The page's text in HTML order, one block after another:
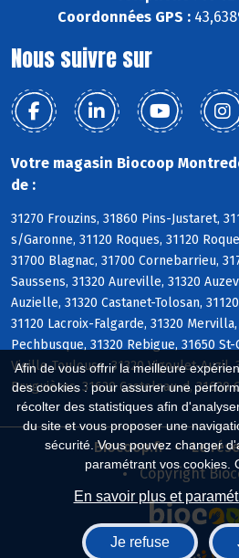
Afin de vous offrir la meilleure
des cookies : pour assurer une
récolter des statistiques afin
du site et vous proposer une
sécurité. Vous pouvez changer
paramétrant vos cookies.
En savoir plus et
Je refuse
Coordonnées GPS :
Nous suivre sur
Votre magasin Biocoop
de :
31270 Frouzins, 31860 Pins-Justaret,
s/Garonne, 31120 Roques, 31120
31700 Blagnac, 31700 Cornebarrieu,
Saussens, 31320 Aureville, 31320
Auzielle, 31320 Castanet-Tolosan,
31120 Lacroix-Falgarde, 31320
Pechbusque, 31320 Rebigue, 31650
Vieille-Toulouse, 31320 Vigoulet-Auzil,
Bruguières, 31620 Castelnau-d, 31620
Biocoop.fr
Le
Copyright